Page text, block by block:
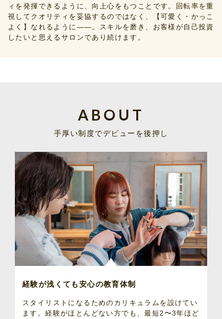
ィを発揮できるように、向上心をもつことです。回転率を重
視してクオリティを妥協するのではなく、【可愛く・かっこ
よく】なれるように――。スキルを磨き、お客様が自己投資
したいと思えるサロンであり続けます。
ABOUT
手厚い制度でデビューを後押し
経験が浅くても安心の教育体制
スタイリストになるためのカリキュラムを設けてい
ます。経験がほとんどない方でも、最短2〜3年ほど